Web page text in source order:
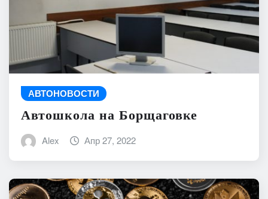
АВТОНОВОСТИ
Автошкола на Борщаговке
Alex Апр 27, 2022